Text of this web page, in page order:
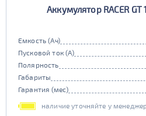
Аккумулятор RACER
Емкость (Ач)
Пусковой ток (А)
Полярность
Габариты
Гарантия (мес)
наличие уточняйте у